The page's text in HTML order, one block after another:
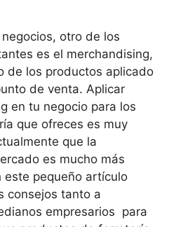
otro de los
es el merchandising,
de los productos aplicado
de venta. Aplicar
en tu negocio para los
que ofreces es muy
que la
es mucho más
este pequeño artículo
consejos tanto a
empresarios para